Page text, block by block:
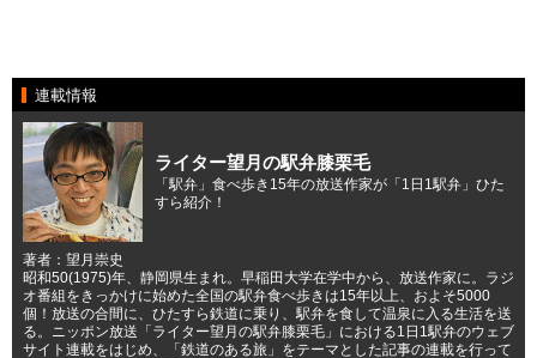
連載情報
ライター望月の駅弁膝栗毛
「駅弁」食べ歩き15年の放送作家が「1日1駅弁」ひた
すら紹介！
著者：望月崇史
昭和50(1975)年、静岡県生まれ。早稲田大学在学中から、放送作家に。ラジ
オ番組をきっかけに始めた全国の駅弁食べ歩きは15年以上、およそ5000
個！放送の合間に、ひたすら鉄道に乗り、駅弁を食して温泉に入る生活を送
る。ニッポン放送「ライター望月の駅弁膝栗毛」における1日1駅弁のウェブ
サイト連載をはじめ、「鉄道のある旅」をテーマとした記事の連載を行って